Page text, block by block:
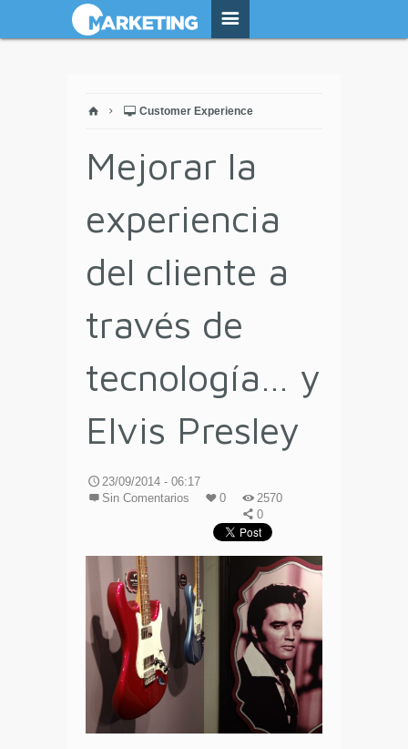
Customer Experience
Mejorar la
experiencia
del cliente a
través de
tecnología… y
Elvis Presley
23/09/2014 - 06:17
Sin Comentarios
0
2570
0